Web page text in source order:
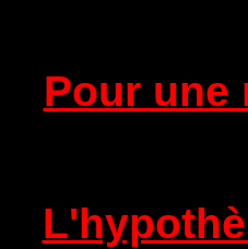
Pour une